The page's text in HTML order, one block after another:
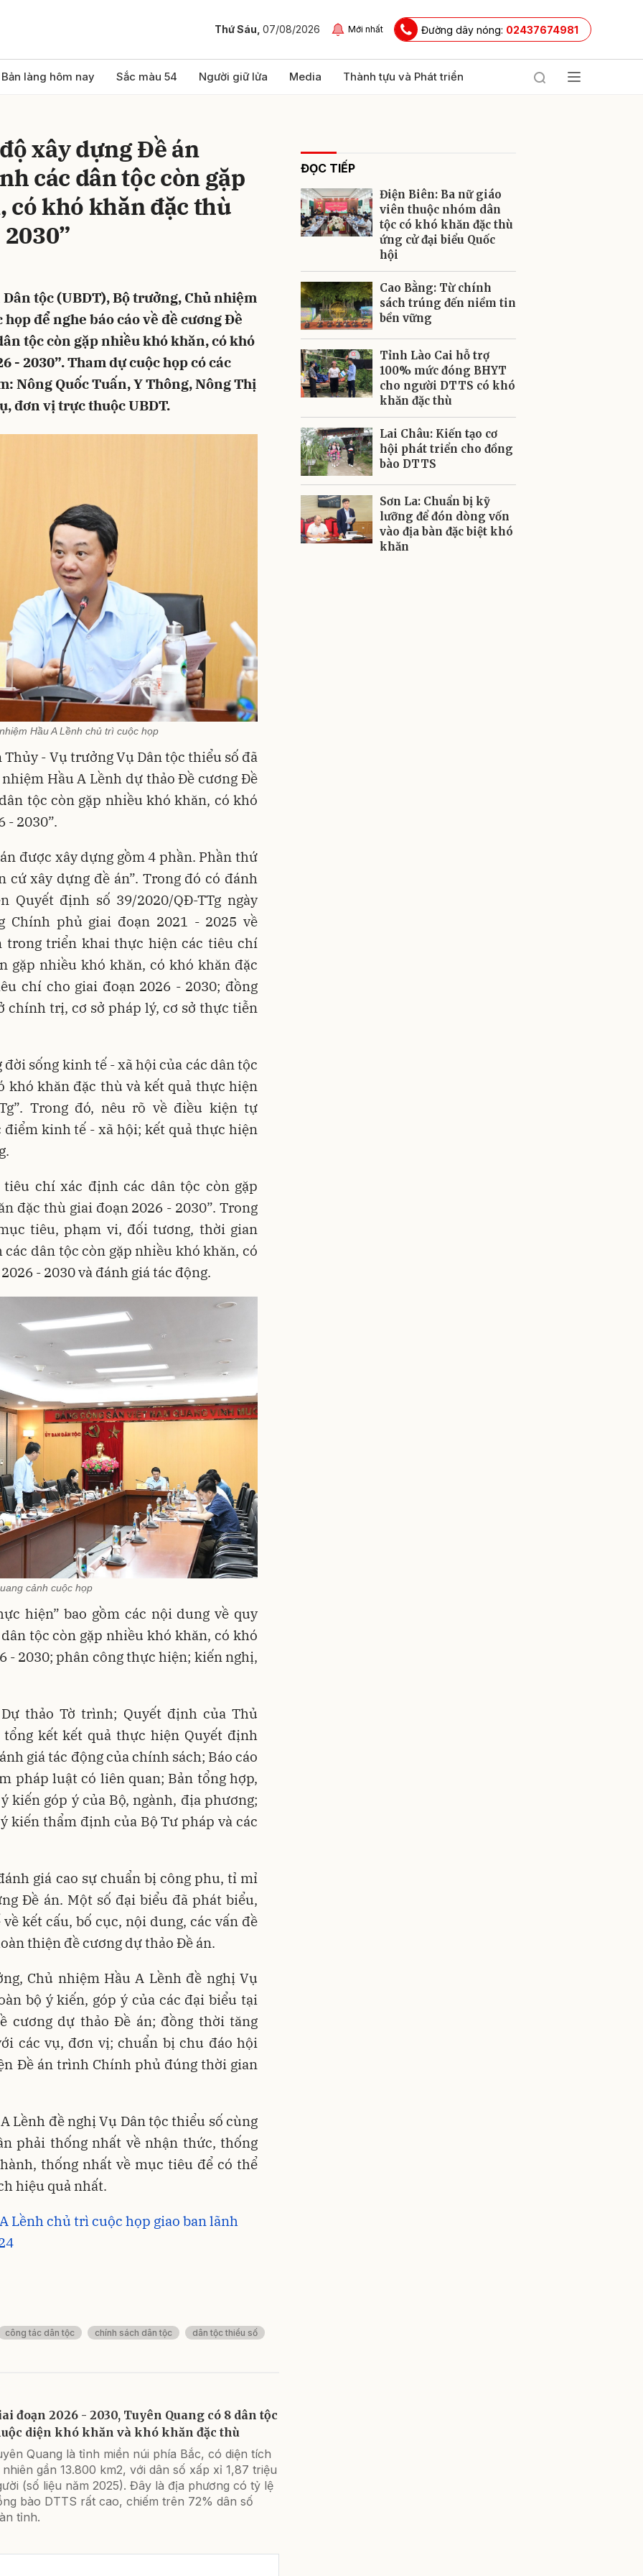
Thứ Sáu, 07/08/2026 Mới nhất Đường dây nóng: 02437674981
Bản làng hôm nay Sắc màu 54 Người giữ lửa Media Thành tựu và Phát triển
xây dựng Đề án
các dân tộc còn gặp
khó khăn đặc thù
tộc (UBDT), Bộ trưởng, Chủ nhiệm
để nghe báo cáo về đề cương Đề
tộc còn gặp nhiều khó khăn, có khó
- 2030”. Tham dự cuộc họp có các
Nông Quốc Tuấn, Y Thông, Nông Thị
đơn vị trực thuộc UBDT.
Hầu A Lềnh chủ trì cuộc họp
- Vụ trưởng Vụ Dân tộc thiểu số đã
Hầu A Lềnh dự thảo Đề cương Đề
tộc còn gặp nhiều khó khăn, có khó
- 2030”.
được xây dựng gồm 4 phần. Phần thứ
cứ xây dựng đề án”. Trong đó có đánh
Quyết định số 39/2020/QĐ-TTg ngày
Chính phủ giai đoạn 2021 - 2025 về
trong triển khai thực hiện các tiêu chí
gặp nhiều khó khăn, có khó khăn đặc
chí cho giai đoạn 2026 - 2030; đồng
chính trị, cơ sở pháp lý, cơ sở thực tiễn
sống kinh tế - xã hội của các dân tộc
khó khăn đặc thù và kết quả thực hiện
Trong đó, nêu rõ về điều kiện tự
kinh tế - xã hội; kết quả thực hiện
chí xác định các dân tộc còn gặp
đặc thù giai đoạn 2026 - 2030”. Trong
tiêu, phạm vi, đối tương, thời gian
dân tộc còn gặp nhiều khó khăn, có
- 2030 và đánh giá tác động.
cảnh cuộc họp
hiện” bao gồm các nội dung về quy
tộc còn gặp nhiều khó khăn, có khó
- 2030; phân công thực hiện; kiến nghị,
thảo Tờ trình; Quyết định của Thủ
kết kết quả thực hiện Quyết định
giá tác động của chính sách; Báo cáo
pháp luật có liên quan; Bản tổng hợp,
kiến góp ý của Bộ, ngành, địa phương;
kiến thẩm định của Bộ Tư pháp và các
giá cao sự chuẩn bị công phu, tỉ mỉ
Đề án. Một số đại biểu đã phát biểu,
kết cấu, bố cục, nội dung, các vấn đề
thiện đề cương dự thảo Đề án.
Chủ nhiệm Hầu A Lềnh đề nghị Vụ
bộ ý kiến, góp ý của các đại biểu tại
cương dự thảo Đề án; đồng thời tăng
các vụ, đơn vị; chuẩn bị chu đáo hội
Đề án trình Chính phủ đúng thời gian
Lềnh đề nghị Vụ Dân tộc thiểu số cùng
phải thống nhất về nhận thức, thống
thống nhất về mục tiêu để có thể
hiệu quả nhất.
Lềnh chủ trì cuộc họp giao ban lãnh
công tác dân tộc chính sách dân tộc dân tộc thiểu số
đoạn 2026 - 2030, Tuyên Quang có 8 dân tộc
diện khó khăn và khó khăn đặc thù
Quang là tỉnh miền núi phía Bắc, có diện tích
gần 13.800 km2, với dân số xấp xỉ 1,87 triệu
(số liệu năm 2025). Đây là địa phương có tỷ lệ
bào DTTS rất cao, chiếm trên 72% dân số
tỉnh.
ĐỌC TIẾP
Điện Biên: Ba nữ giáo
viên thuộc nhóm dân
tộc có khó khăn đặc thù
ứng cử đại biểu Quốc
hội
Cao Bằng: Từ chính
sách trúng đến niềm tin
bền vững
Tỉnh Lào Cai hỗ trợ
100% mức đóng BHYT
cho người DTTS có khó
khăn đặc thù
Lai Châu: Kiến tạo cơ
hội phát triển cho đồng
bào DTTS
Sơn La: Chuẩn bị kỹ
lưỡng để đón dòng vốn
vào địa bàn đặc biệt khó
khăn
luận
Gửi